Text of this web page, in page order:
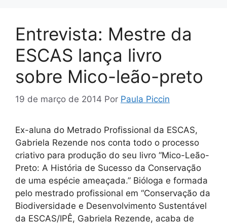
Entrevista: Mestre da
ESCAS lança livro
sobre Mico-leão-preto
19 de março de 2014 Por Paula Piccin
Ex-aluna do Metrado Profissional da ESCAS,
Gabriela Rezende nos conta todo o processo
criativo para produção do seu livro “Mico-Leão-
Preto: A História de Sucesso da Conservação
de uma espécie ameaçada.” Bióloga e formada
pelo mestrado profissional em “Conservação da
Biodiversidade e Desenvolvimento Sustentável
da ESCAS/IPÊ, Gabriela Rezende, acaba de